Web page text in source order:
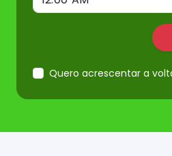
Quero acrescentar a